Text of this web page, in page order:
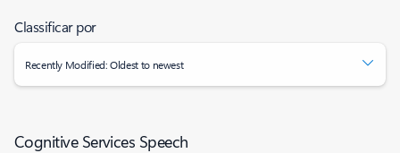
Classificar por
Recently Modified: Oldest to newest
Cognitive Services Speech